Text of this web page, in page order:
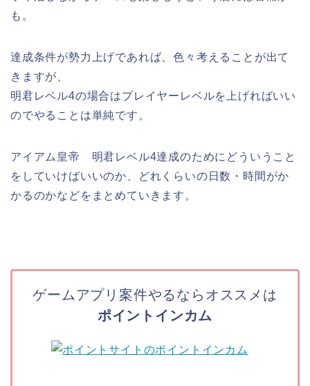
も。
達成条件が勢力上げであれば、色々考えることが出て
きますが、
明君レベル4の場合はプレイヤーレベルを上げればいい
のでやることは単純です。
アイアム皇帝 明君レベル4達成のためにどういうこと
をしていけばいいのか、どれくらいの日数・時間がか
かるのかなどをまとめていきます。
ゲームアプリ案件やるならオススメは
ポイントインカム